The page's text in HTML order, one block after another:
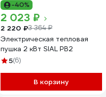
-40%
2 023 ₽
2 220 ₽3 364 ₽
Электрическая тепловая
пушка 2 кВт SIAL PB2
5(6)
В корзину